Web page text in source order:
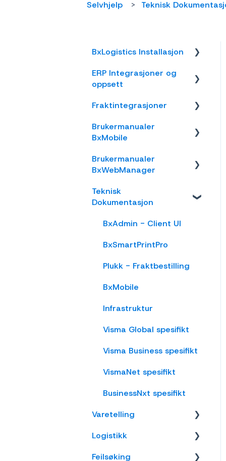
Selvhjelp Teknisk
BxLogistics Installasjon
BxEngine og
BxSmartPrintPro
BxLogistics
ERP Integrasjoner og
oppsett
Visma Business
Business NXT
Visma Net
Xledger
Fraktintegrasjoner
AxiaFrakt
ERP leveringsmetoder
nShift Shipment Server
OnPrem
Brukermanualer
BxMobile
Generelt
Salg
Varetelling
Vareplukk
Fraktbestilling
Varemottak
Vareflytting
Lageroverføring
Etiketter
Utlevering
Varer
Innkjøp
Brukermanualer
BxWebManager
General
Teknisk
Dokumentasjon
BxAdmin - Client UI
BxSmartPrintPro
Plukk - Fraktbestilling
BxMobile
Infrastruktur
Visma Global spesifikt
Visma Business spesifikt
VismaNet spesifikt
BusinessNxt spesifikt
Varetelling
Tellemetoder
Visma Net
Logistikk
Lokasjon
Feilsøking